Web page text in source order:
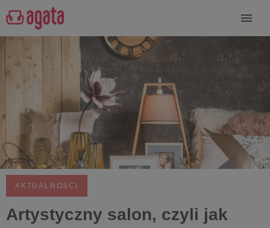
AKTUALNOŚCI
Artystyczny salon, czyli jak